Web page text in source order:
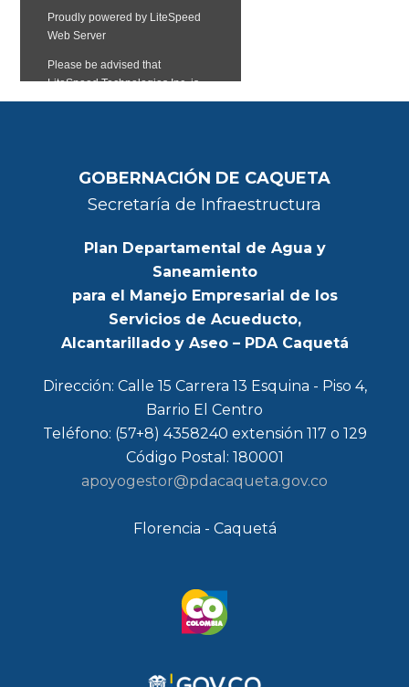
GOBERNACIÓN DE CAQUETA
Secretaría de Infraestructura
Plan Departamental de Agua y
Saneamiento
para el Manejo Empresarial de los
Servicios de Acueducto,
Alcantarillado y Aseo – PDA Caquetá
Dirección: Calle 15 Carrera 13 Esquina - Piso 4,
Barrio El Centro
Teléfono: (57+8) 4358240 extensión 117 o 129
Código Postal: 180001
apoyogestor@pdacaqueta.gov.co
Florencia - Caquetá